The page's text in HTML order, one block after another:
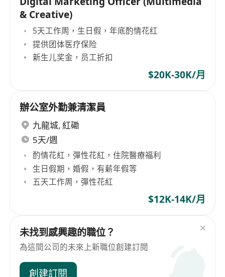
& Creative)
5天工作周，生日假，年底酌情花红
提供团体医疗保险
新生儿奖金，员工折扣
$20K-30K/月
辦公室外勤兼清潔員
九龍城, 紅磡
5天/週
酌情花紅，彈性花紅，住院醫療福利
生日假期，婚假，有薪年假等
五天工作周，彈性花紅
$12K-14K/月
未找到感興趣的職位？
為這間公司的未來上新職位創建訂閱
創建訂閱